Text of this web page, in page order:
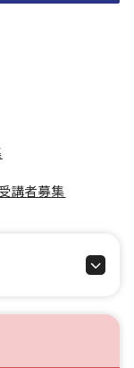
講者募集